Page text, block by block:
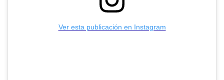
Ver esta publicación en Instagram